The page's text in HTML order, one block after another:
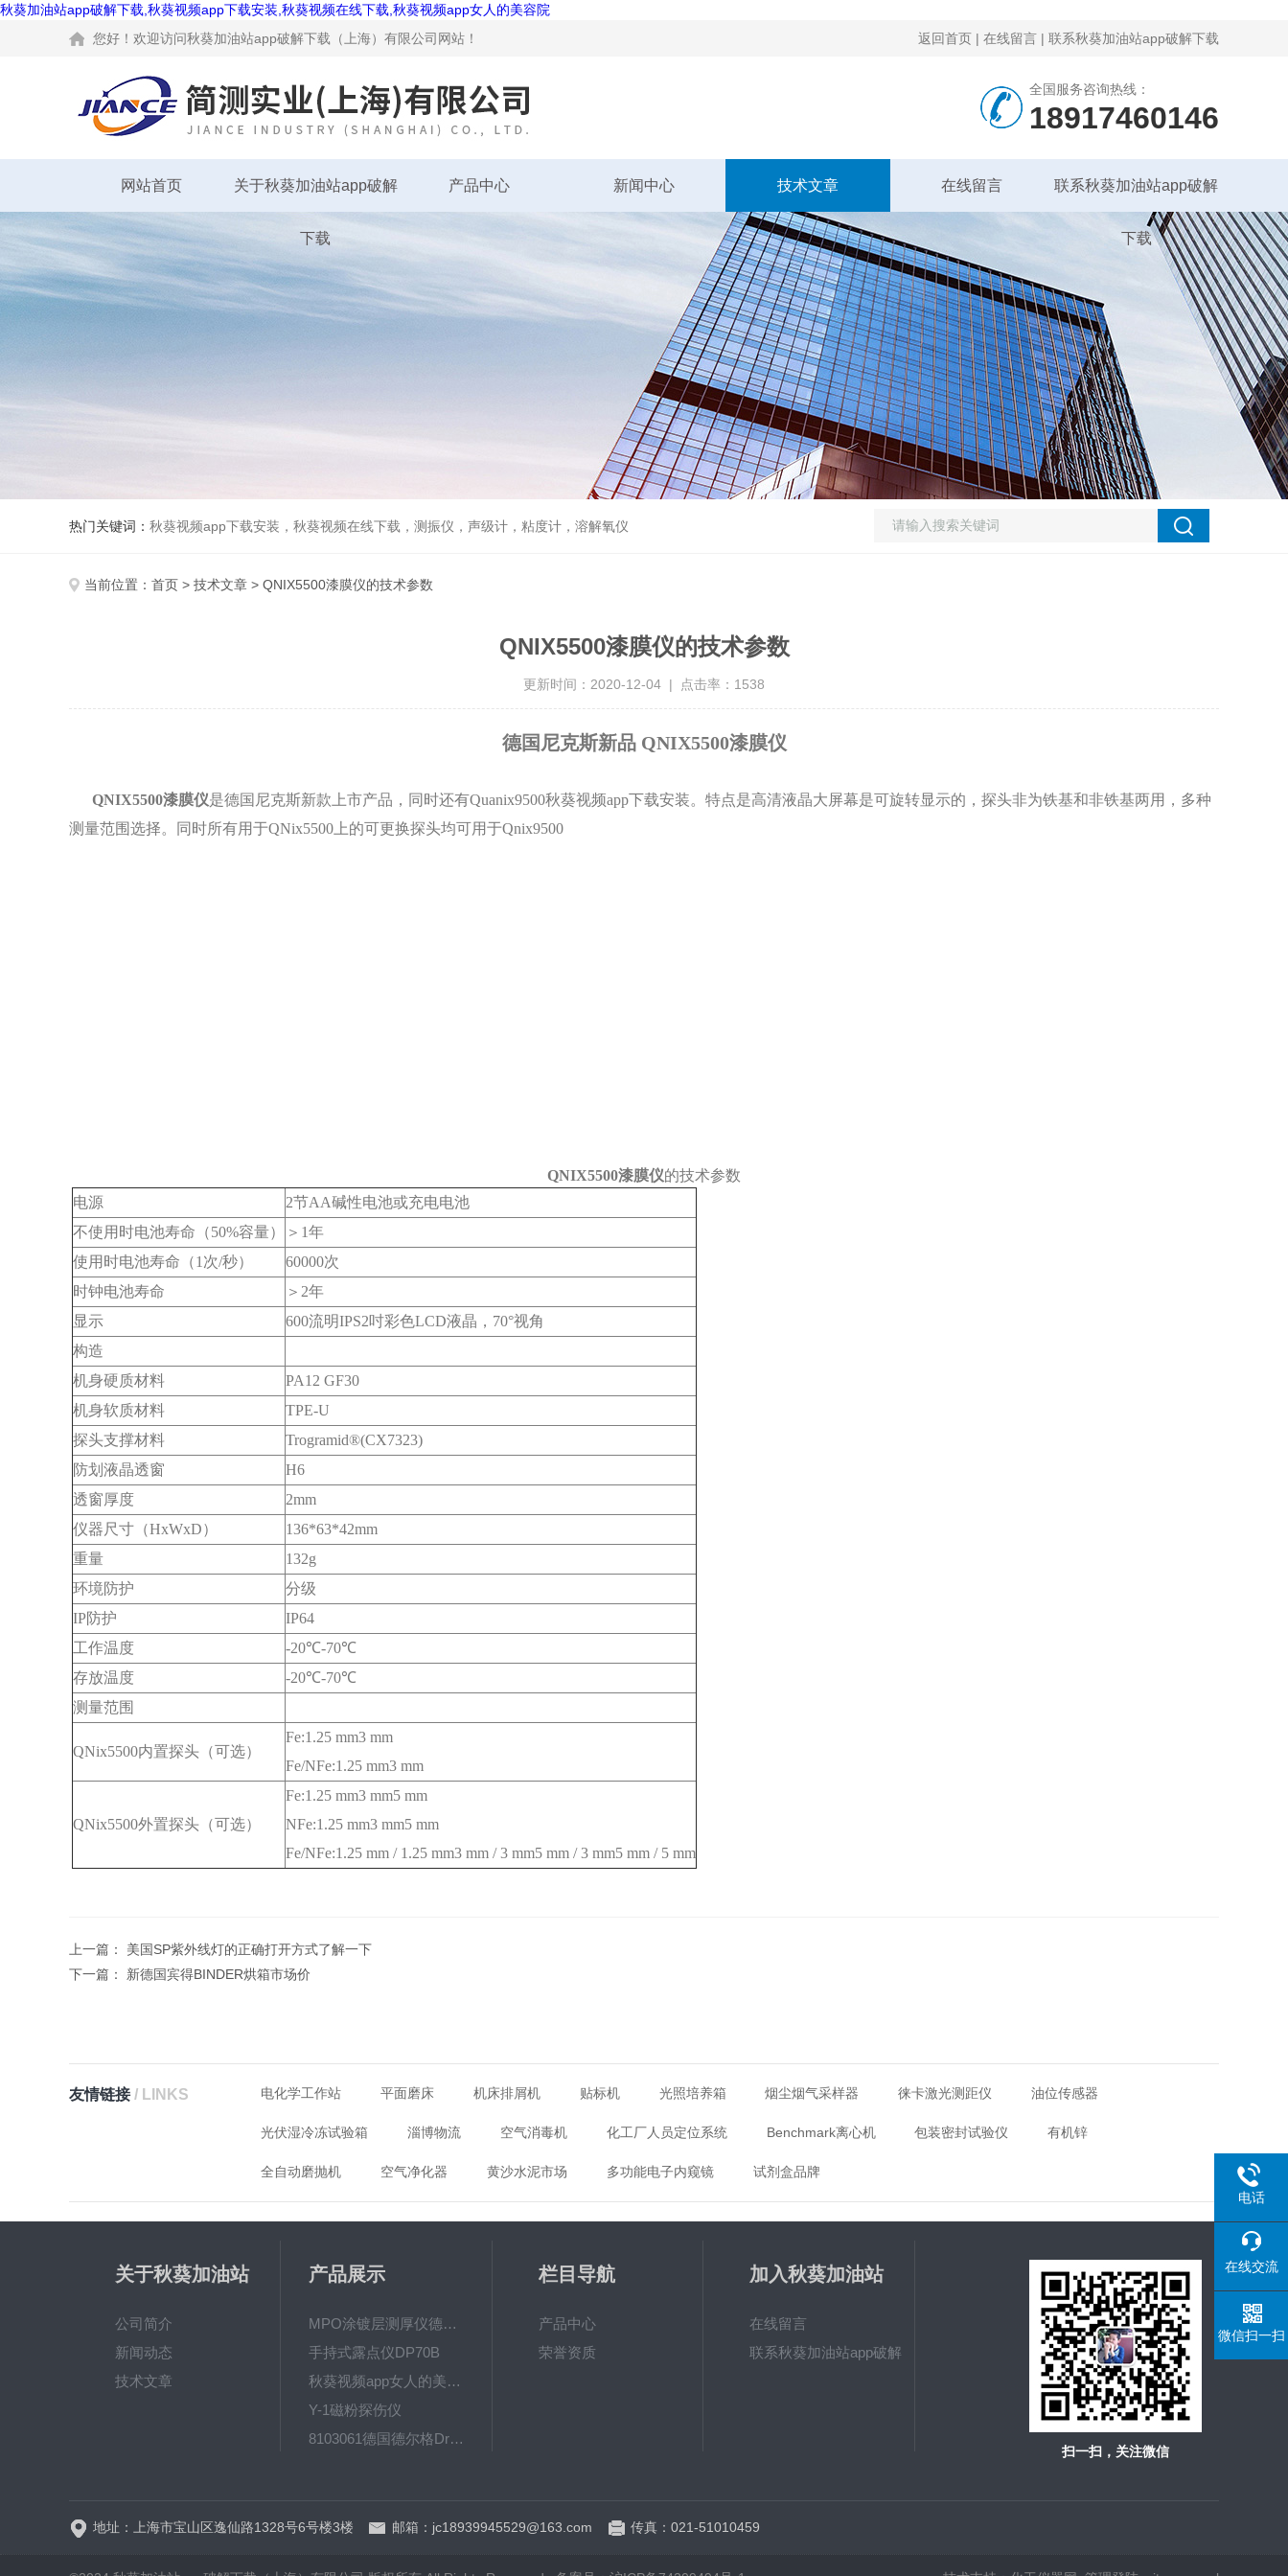
秋葵加油站app破解下载,秋葵视频app下载安装,秋葵视频在线下载,秋葵视频app女人的美容院
您好！欢迎访问秋葵加油站app破解下载（上海）有限公司网站！
返回首页 | 在线留言 | 联系秋葵加油站app破解下载
全国服务咨询热线：
18917460146
网站首页 关于秋葵加油站app破解
下载
产品中心 新闻中心 技术文章 在线留言 联系秋葵加油站app破解
下载
热门关键词： 秋葵视频app下载安装，秋葵视频在线下载，测振仪，声级计，粘度计，溶解氧仪
当前位置： 首页 > 技术文章 > QNIX5500漆膜仪的技术参数
QNIX5500漆膜仪的技术参数
更新时间：2020-12-04 | 点击率：1538
德国尼克斯新品 QNIX5500漆膜仪
QNIX5500漆膜仪是德国尼克斯新款上市产品，同时还有Quanix9500秋葵视频app下载安装。特点是高清液晶大屏幕是可旋转显示的，探头非为铁基和非铁基两用，多种
测量范围选择。同时所有用于QNix5500上的可更换探头均可用于Qnix9500
QNIX5500漆膜仪的技术参数
电源
2节AA碱性电池或充电电池
不使用时电池寿命（50%容量）
＞1年
使用时电池寿命（1次/秒）
60000次
时钟电池寿命
＞2年
显示
600流明IPS2吋彩色LCD液晶，70°视角
构造
机身硬质材料
PA12 GF30
机身软质材料
TPE-U
探头支撑材料
Trogramid®(CX7323)
防划液晶透窗
H6
透窗厚度
2mm
仪器尺寸（HxWxD）
136*63*42mm
重量
132g
环境防护
分级
IP防护
IP64
工作温度
-20℃-70℃
存放温度
-20℃-70℃
测量范围
QNix5500内置探头（可选）
Fe:1.25 mm3 mm
Fe/NFe:1.25 mm3 mm
QNix5500外置探头（可选）
Fe:1.25 mm3 mm5 mm
NFe:1.25 mm3 mm5 mm
Fe/NFe:1.25 mm / 1.25 mm3 mm / 3 mm5 mm / 3 mm5 mm / 5 mm
上一篇： 美国SP紫外线灯的正确打开方式了解一下
下一篇： 新德国宾得BINDER烘箱市场价
友情链接/ LINKS 电化学工作站 平面磨床 机床排屑机 贴标机 光照培养箱 烟尘烟气采样器 徕卡激光测距仪 油位传感器
光伏湿冷冻试验箱 淄博物流 空气消毒机 化工厂人员定位系统 Benchmark离心机 包装密封试验仪 有机锌
全自动磨抛机 空气净化器 黄沙水泥市场 多功能电子内窥镜 试剂盒品牌
关于秋葵加油站
公司简介
新闻动态
技术文章
产品展示
MPO涂镀层测厚仪德国菲希尔FISCHER
手持式露点仪DP70B
秋葵视频app女人的美容院 600BF秋葵视频app下载安装
Y-1磁粉探伤仪
8103061德国德尔格Dräger检测管
栏目导航
产品中心
荣誉资质
加入秋葵加油站
在线留言
联系秋葵加油站app破解
扫一扫，关注微信
地址：上海市宝山区逸仙路1328号6号楼3楼 邮箱：jc18939945529@163.com 传真：021-51010459
电话
在线交流
微信扫一扫